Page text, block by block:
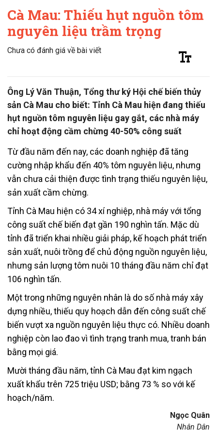
Cà Mau: Thiếu hụt nguồn tôm
nguyên liệu trầm trọng
Chưa có đánh giá về bài viết
Ông Lý Văn Thuận, Tổng thư ký Hội chế biến thủy
sản Cà Mau cho biết: Tỉnh Cà Mau hiện đang thiếu
hụt nguồn tôm nguyên liệu gay gắt, các nhà máy
chỉ hoạt động cầm chừng 40-50% công suất
Từ đầu năm đến nay, các doanh nghiệp đã tăng
cường nhập khẩu đến 40% tôm nguyên liệu, nhưng
vẫn chưa cải thiện được tình trạng thiếu nguyên liệu,
sản xuất cầm chừng.
Tỉnh Cà Mau hiện có 34 xí nghiệp, nhà máy với tổng
công suất chế biến đạt gần 190 nghìn tấn. Mặc dù
tỉnh đã triển khai nhiều giải pháp, kế hoạch phát triển
sản xuất, nuôi trồng để chủ động nguồn nguyên liệu,
nhưng sản lượng tôm nuôi 10 tháng đầu năm chỉ đạt
106 nghìn tấn.
Một trong những nguyên nhân là do số nhà máy xây
dựng nhiều, thiếu quy hoạch dẫn đến công suất chế
biến vượt xa nguồn nguyên liệu thực có. Nhiều doanh
nghiệp còn lao đao vì tình trạng tranh mua, tranh bán
bằng mọi giá.
Mười tháng đầu năm, tỉnh Cà Mau đạt kim ngạch
xuất khẩu trên 725 triệu USD; bằng 73 % so với kế
hoạch/năm.
Ngọc Quân
Nhân Dân